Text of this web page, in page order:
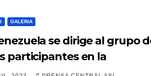
GALERIA
se dirige al grupo
participantes en la
Internacional sobre